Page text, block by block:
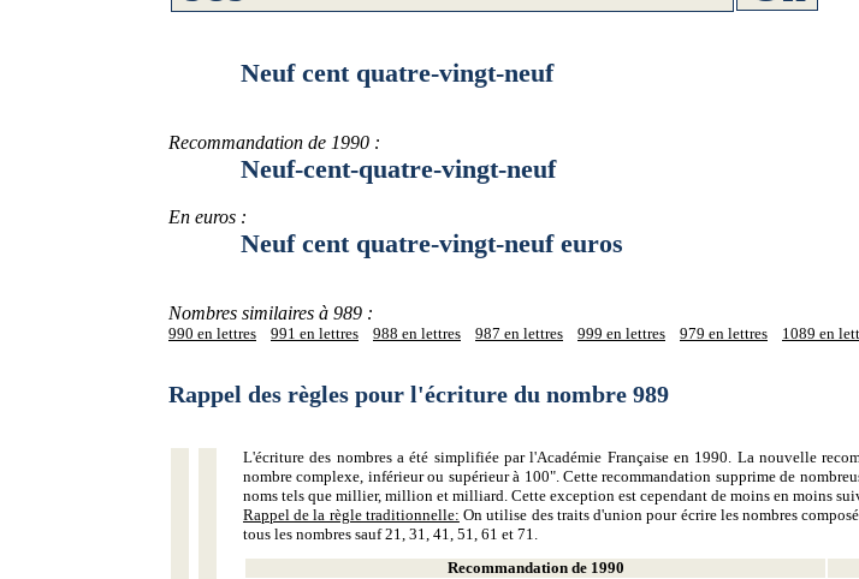
Neuf cent quatre-vingt-neuf
Recommandation de 1990 :
Neuf-cent-quatre-vingt-neuf
En euros :
Neuf cent quatre-vingt-neuf euros
Nombres similaires à 989 :
990 en lettres 991 en lettres 988 en lettres 987 en lettres 999 en lettres 979 en lettres 1089 en
Rappel des règles pour l'écriture du nombre 989
L'écriture des nombres a été simplifiée par l'Académie Française en 1990. La nouvelle
nombre complexe, inférieur ou supérieur à 100". Cette recommandation supprime de
noms tels que millier, million et milliard. Cette exception est cependant de moins en moins
Rappel de la règle traditionnelle: On utilise des traits d'union pour écrire les nombres
tous les nombres sauf 21, 31, 41, 51, 61 et 71.
Recommandation de 1990